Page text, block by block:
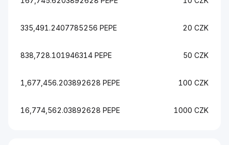
335,491.2407785256 PEPE 20 CZK
838,728.101946314 PEPE 50 CZK
1,677,456.203892628 PEPE 100 CZK
16,774,562.03892628 PEPE 1000 CZK